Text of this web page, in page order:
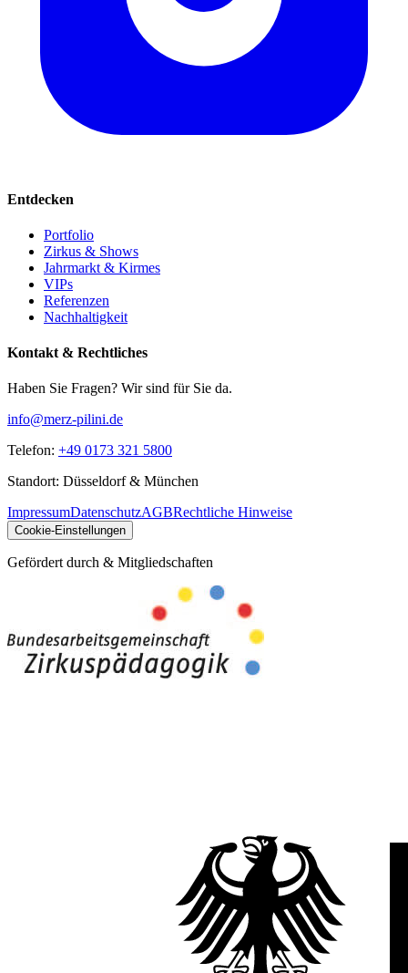
Entdecken
Portfolio
Zirkus & Shows
Jahrmarkt & Kirmes
VIPs
Referenzen
Nachhaltigkeit
Kontakt & Rechtliches
Haben Sie Fragen? Wir sind für Sie da.
info@merz-pilini.de
Telefon: +49 0173 321 5800
Standort: Düsseldorf & München
ImpressumDatenschutzAGBRechtliche Hinweise
Cookie-Einstellungen
Gefördert durch & Mitgliedschaften